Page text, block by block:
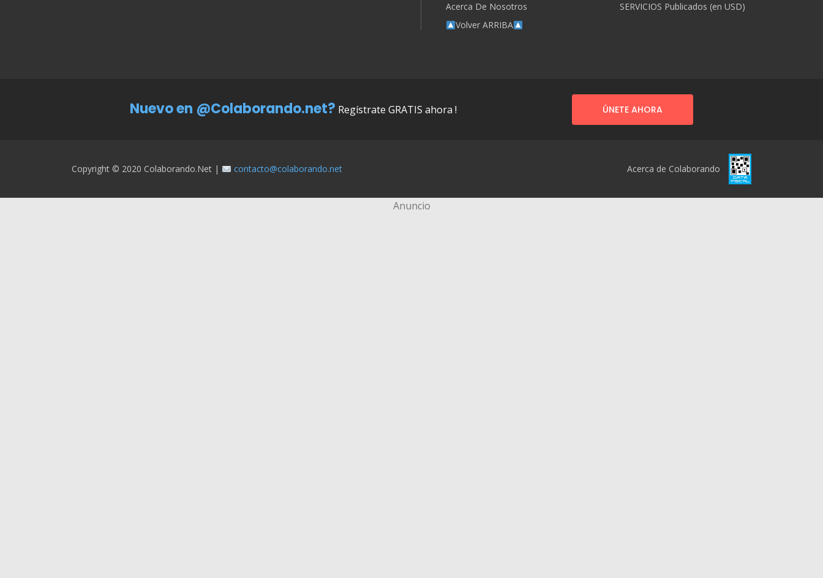
Acerca De Nosotros
Volver ARRIBA
SERVICIOS Publicados (en USD)
Nuevo en @Colaborando.net? Regístrate GRATIS ahora ! ÚNETE AHORA
Copyright © 2020 Colaborando.net | contacto@colaborando.net Acerca de Colaborando
Anuncio